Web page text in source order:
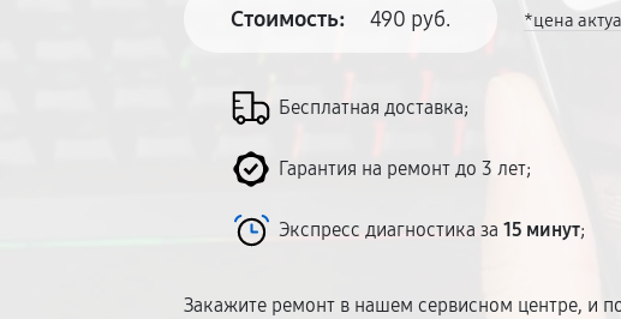
Стоимость: 490 руб. *цена
Бесплатная доставка;
Гарантия на ремонт до 3 лет;
Экспресс диагностика за15 минут;
Закажите ремонт в нашем сервисном центре, и